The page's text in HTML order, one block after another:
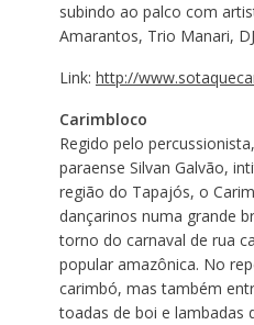
subindo ao palco com
Amarantos, Trio Manari,
Link: http://
Carimbloco
Regido pelo
paraense Silvan Galvão,
região do Tapajós, o
dançarinos numa grande
torno do carnaval de rua
popular amazônica. No
carimbó, mas também
toadas de boi e lambadas